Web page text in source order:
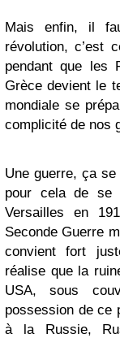
Mais enfin, il
révolution, c’est
pendant que les
Grèce devient le
mondiale se
complicité de nos
Une guerre, ça
pour cela de se
Versailles en
Seconde Guerre
convient fort
réalise que la
USA, sous
possession de ce
à la Russie,